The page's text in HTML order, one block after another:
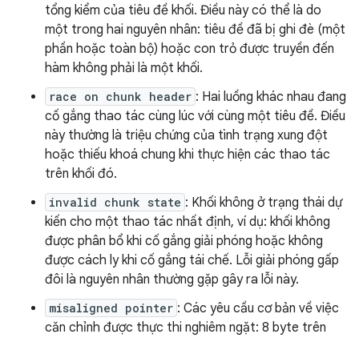
tổng kiểm của tiêu đề khối. Điều này có thể là do
một trong hai nguyên nhân: tiêu đề đã bị ghi đè (một
phần hoặc toàn bộ) hoặc con trỏ được truyền đến
hàm không phải là một khối.
race on chunk header : Hai luồng khác nhau đang
cố gắng thao tác cùng lúc với cùng một tiêu đề. Điều
này thường là triệu chứng của tình trạng xung đột
hoặc thiếu khoá chung khi thực hiện các thao tác
trên khối đó.
invalid chunk state : Khối không ở trạng thái dự
kiến cho một thao tác nhất định, ví dụ: khối không
được phân bổ khi cố gắng giải phóng hoặc không
được cách ly khi cố gắng tái chế. Lỗi giải phóng gấp
đôi là nguyên nhân thường gặp gây ra lỗi này.
misaligned pointer : Các yêu cầu cơ bản về việc
căn chỉnh được thực thi nghiêm ngặt: 8 byte trên